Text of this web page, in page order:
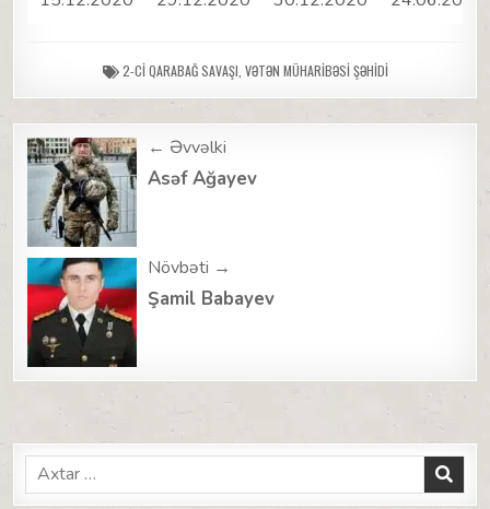
2-CI QARABAĞ SAVAŞI VƏTƏN MÜHARIBƏSI ŞƏHIDI
Post
navigation
← Əvvəlki
Asəf Ağayev
Növbəti →
Şamil Babayev
Search
for: